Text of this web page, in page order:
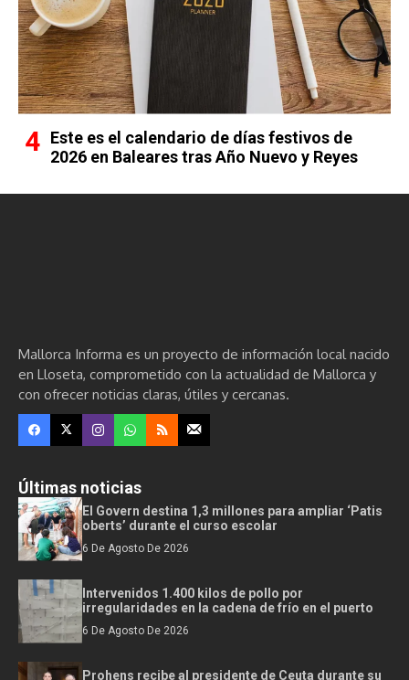
Este es el calendario de días festivos de
2026 en Baleares tras Año Nuevo y Reyes
Mallorca Informa es un proyecto de información local nacido
en Lloseta, comprometido con la actualidad de Mallorca y
con ofrecer noticias claras, útiles y cercanas.
Últimas noticias
El Govern destina 1,3 millones para ampliar ‘Patis
oberts’ durante el curso escolar
6 De Agosto De 2026
Intervenidos 1.400 kilos de pollo por
irregularidades en la cadena de frío en el puerto
6 De Agosto De 2026
Prohens recibe al presidente de Ceuta durante su